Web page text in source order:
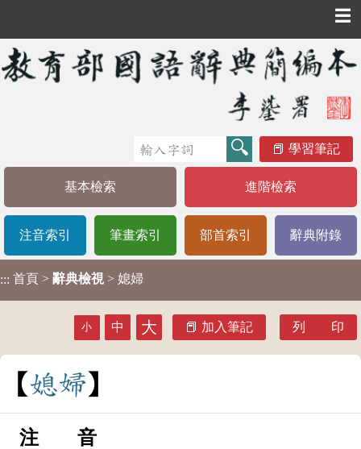
☰
學習筆記
基本檢索 進階檢索
注音索引 筆畫索引 部首索引 辭典附錄
::: 首頁 > 辭典檢視 > 媳婦
小 中 大 加入筆記 列 印
媳婦
注 音